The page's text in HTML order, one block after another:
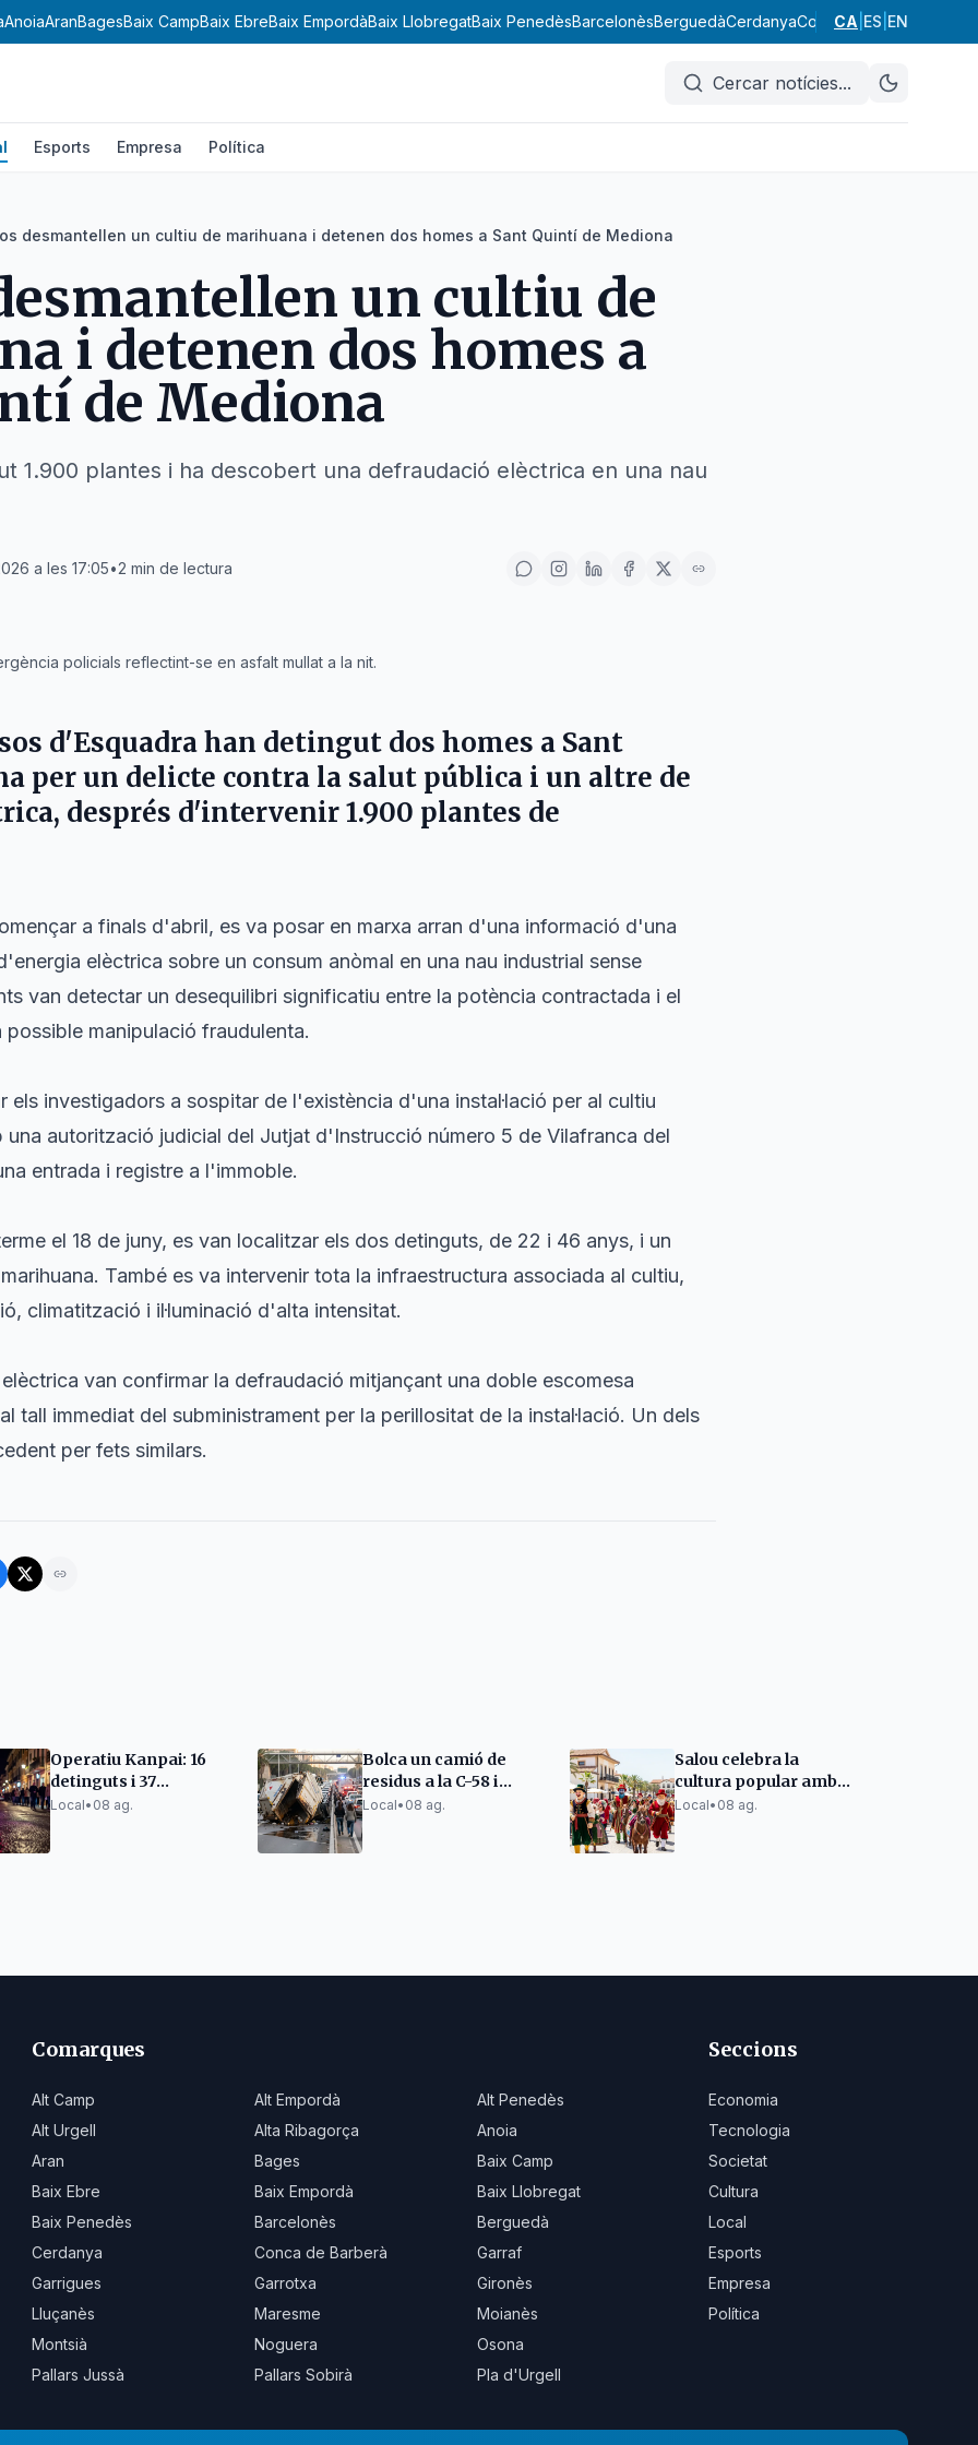
AnoiaAranBagesBaix CampBaix EbreBaix EmpordàBaix LlobregatBaix PenedèsBarcelonèsBerguedàCerdanyaConca de Barberà
CA ES EN
Cercar notícies...
Esports Empresa Política
desmantellen un cultiu de marihuana i detenen dos homes a Sant Quintí de Mediona
un cultiu de
i detenen dos homes a
de Mediona
1.900 plantes i ha descobert una defraudació elèctrica en una nau
a les 17:05•2 min de lectura
policials reflectint-se en asfalt mullat a la nit.
d'Esquadra han detingut dos homes a Sant
per un delicte contra la salut pública i un altre de
després d'intervenir 1.900 plantes de
a finals d'abril, es va posar en marxa arran d'una informació d'una
elèctrica sobre un consum anòmal en una nau industrial sense
van detectar un desequilibri significatiu entre la potència contractada i el
manipulació fraudulenta.
els investigadors a sospitar de l'existència d'una instal·lació per al cultiu
una autorització judicial del Jutjat d'Instrucció número 5 de Vilafranca del
entrada i registre a l'immoble.
el 18 de juny, es van localitzar els dos detinguts, de 22 i 46 anys, i un
També es va intervenir tota la infraestructura associada al cultiu,
climatització i il·luminació d'alta intensitat.
van confirmar la defraudació mitjançant una doble escomesa
tall immediat del subministrament per la perillositat de la instal·lació. Un dels
per fets similars.
Operatiu Kanpai: 16
detinguts i 37
denúncies per
Local• 08 ag.
Bolca un camió de
residus a la C-58 i
complica el trànsit a la
Local• 08 ag.
Salou celebra la
cultura popular amb
l'Exhibició d'Elements
Local• 08 ag.
Comarques
Alt Camp Alt Empordà
Alt Penedès
Alt Urgell
Alta Ribagorça
Anoia
Aran
Bages
Baix Camp
Baix Ebre
Baix Empordà
Baix Llobregat
Baix Penedès
Barcelonès
Berguedà
Cerdanya
Conca de Barberà
Garraf
Garrigues
Garrotxa
Gironès
Lluçanès
Maresme
Moianès
Montsià
Noguera
Osona
Pallars Jussà
Pallars Sobirà Pla d'Urgell
Seccions
Economia
Tecnologia
Societat
Cultura
Local
Esports
Empresa
Política